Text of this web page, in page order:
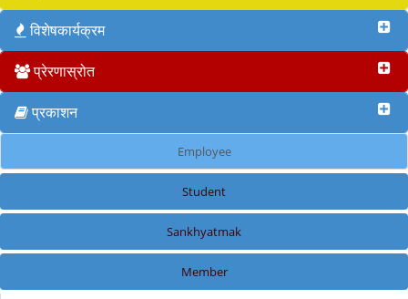
विशेषकार्यक्रम
प्रेरणास्रोत
प्रकाशन
Employee
Student
Sankhyatmak
Member